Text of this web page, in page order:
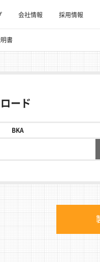
会社情報 採用情報
書
ード
BKA